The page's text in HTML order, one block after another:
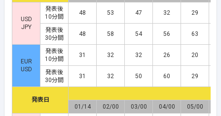
USD
JPY
発表後
10分間
48 53 47 32 29
発表後
30分間
48 58 54 56 63
EUR
USD
発表後
10分間
31 32 32 26 20
発表後
30分間
31 32 50 60 29
発表日
01/14
02/00 03/00 04/00 05/00